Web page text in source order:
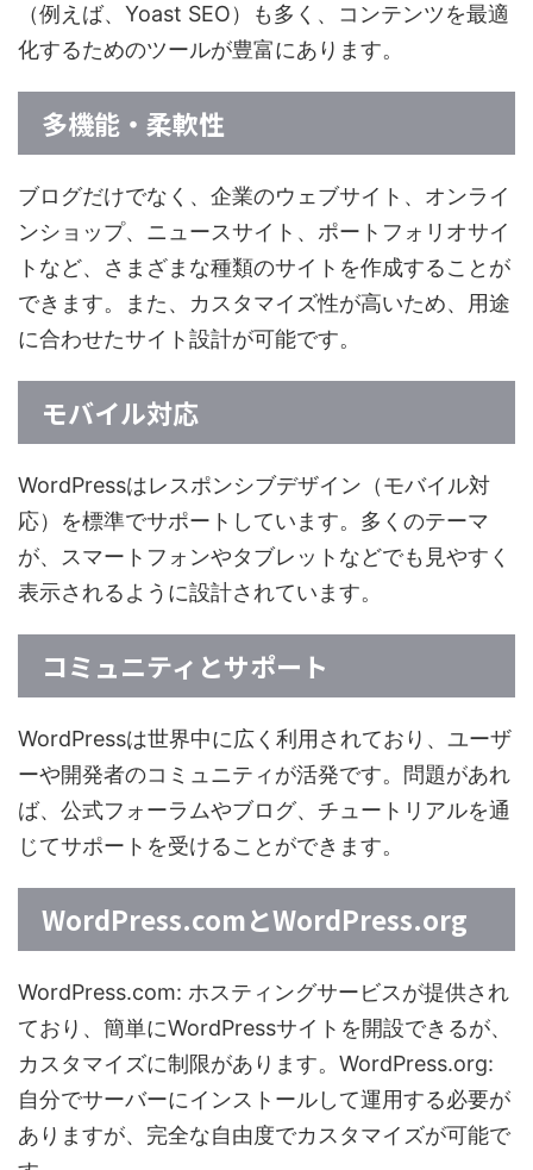
（例えば、Yoast SEO）も多く、コンテンツを最適
化するためのツールが豊富にあります。
多機能・柔軟性
ブログだけでなく、企業のウェブサイト、オンライ
ンショップ、ニュースサイト、ポートフォリオサイ
トなど、さまざまな種類のサイトを作成することが
できます。また、カスタマイズ性が高いため、用途
に合わせたサイト設計が可能です。
モバイル対応
WordPressはレスポンシブデザイン（モバイル対
応）を標準でサポートしています。多くのテーマ
が、スマートフォンやタブレットなどでも見やすく
表示されるように設計されています。
コミュニティとサポート
WordPressは世界中に広く利用されており、ユーザ
ーや開発者のコミュニティが活発です。問題があれ
ば、公式フォーラムやブログ、チュートリアルを通
じてサポートを受けることができます。
WordPress.comとWordPress.org
WordPress.com: ホスティングサービスが提供され
ており、簡単にWordPressサイトを開設できるが、
カスタマイズに制限があります。WordPress.org:
自分でサーバーにインストールして運用する必要が
ありますが、完全な自由度でカスタマイズが可能で